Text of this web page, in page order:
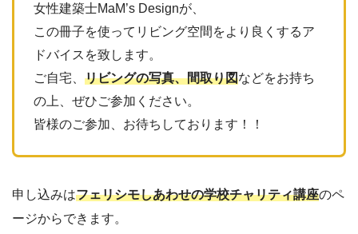
女性建築士MaM’s Designが、
この冊子を使ってリビング空間をより良くするア
ドバイスを致します。
ご自宅、 リビングの写真、間取り図などをお持ち
の上、ぜひご参加ください。
皆様のご参加、お待ちしております！！
申し込みはフェリシモしあわせの学校チャリティ講座のペ
ージからできます。